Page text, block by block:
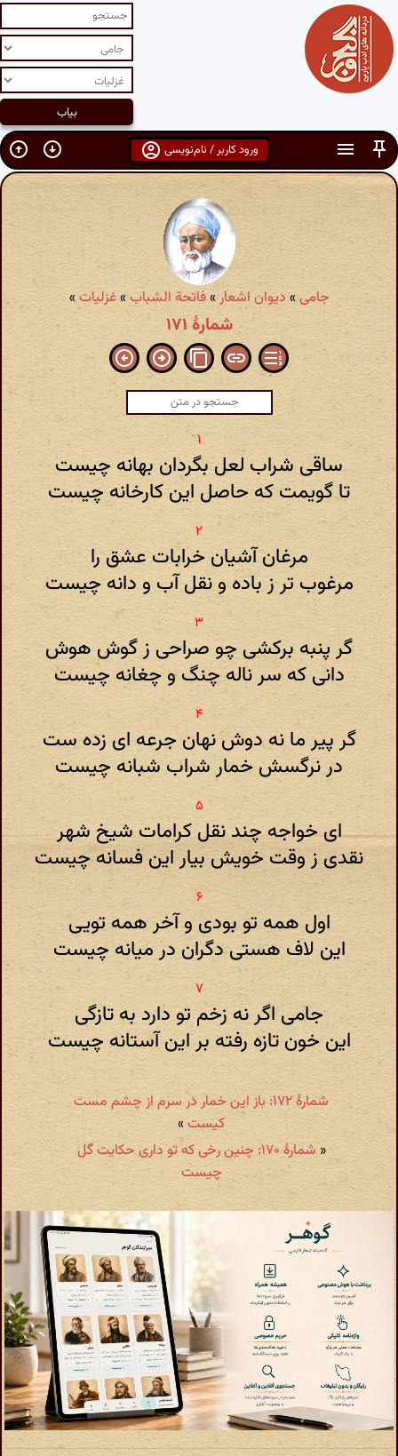
ورود کاربر / نام‌نویسی
جامی» دیوان اشعار»فاتحة الشباب»غزلیات»
شمارهٔ ۱۷۱
ساقی شراب لعل بگردان بهانه چیست
تا گویمت که حاصل این کارخانه چیست
مرغان آشیان خرابات عشق را
مرغوب تر ز باده و نقل آب و دانه چیست
گر پنبه برکشی چو صراحی ز گوش هوش
دانی که سر ناله چنگ و چغانه چیست
گر پیر ما نه دوش نهان جرعه ای زده ست
در نرگسش خمار شراب شبانه چیست
ای خواجه چند نقل کرامات شیخ شهر
نقدی ز وقت خویش بیار این فسانه چیست
اول همه تو بودی و آخر همه تویی
این لاف هستی دگران در میانه چیست
جامی اگر نه زخم تو دارد به تازگی
این خون تازه رفته بر این آستانه چیست
شمارهٔ ۱۷۲: باز این خمار در سرم از چشم مست
کیست»
«
شمارهٔ ۱۷۰: چنین رخی که تو داری حکایت گل
چیست